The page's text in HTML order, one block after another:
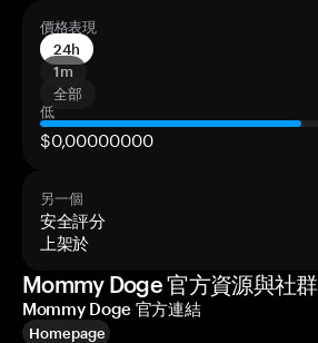
價格表現
24h
1m
全部
低
$0,00000000
另一個
安全評分
上架於
Mommy Doge 官方資源與社群
Mommy Doge 官方連結
Homepage